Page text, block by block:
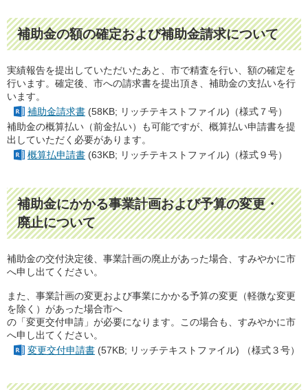
補助金の額の確定および補助金請求について
実績報告を提出していただいたあと、市で精査を行い、額の確定を
行います。確定後、市への請求書を提出頂き、補助金の支払いを行
います。
補助金請求書 (58KB; リッチテキストファイル)（様式７号）
補助金の概算払い（前金払い）も可能ですが、概算払い申請書を提
出していただく必要があります。
概算払申請書 (63KB; リッチテキストファイル)（様式９号）
補助金にかかる事業計画および予算の変更・
廃止について
補助金の交付決定後、事業計画の廃止があった場合、すみやかに市
へ申し出てください。
また、事業計画の変更および事業にかかる予算の変更（軽微な変更
を除く）があった場合市へ
の「変更交付申請」が必要になります。この場合も、すみやかに市
へ申し出てください。
変更交付申請書 (57KB; リッチテキストファイル) （様式３号）